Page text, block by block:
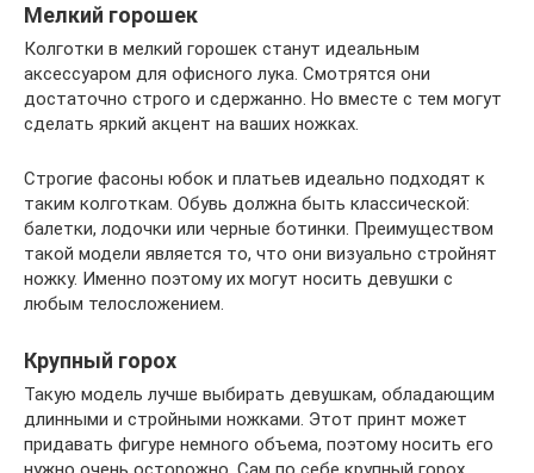
Мелкий горошек
Колготки в мелкий горошек станут идеальным
аксессуаром для офисного лука. Смотрятся они
достаточно строго и сдержанно. Но вместе с тем могут
сделать яркий акцент на ваших ножках.
Строгие фасоны юбок и платьев идеально подходят к
таким колготкам. Обувь должна быть классической:
балетки, лодочки или черные ботинки. Преимуществом
такой модели является то, что они визуально стройнят
ножку. Именно поэтому их могут носить девушки с
любым телосложением.
Крупный горох
Такую модель лучше выбирать девушкам, обладающим
длинными и стройными ножками. Этот принт может
придавать фигуре немного объема, поэтому носить его